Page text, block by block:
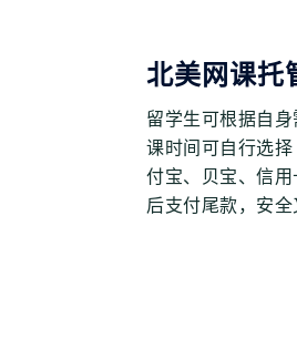
北美网课托
留学生可根据自
课时间可自行选
付宝、贝宝、信
后支付尾款，安全